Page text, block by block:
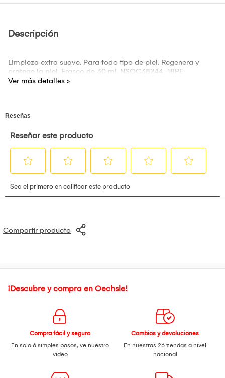
Descripción
Limpieza extra suave. Para todo tipo de piel. Regenera y
protege la piel. Frasco de 30 ml. NSOC38244-18PE
Compartir producto
¡Descubre y compra en Oechsle!
Compra fácil y seguro
En solo 6 simples pasos, ve nuestro
video
Cambios y devoluciones
En nuestras 26 tiendas a nivel
nacional